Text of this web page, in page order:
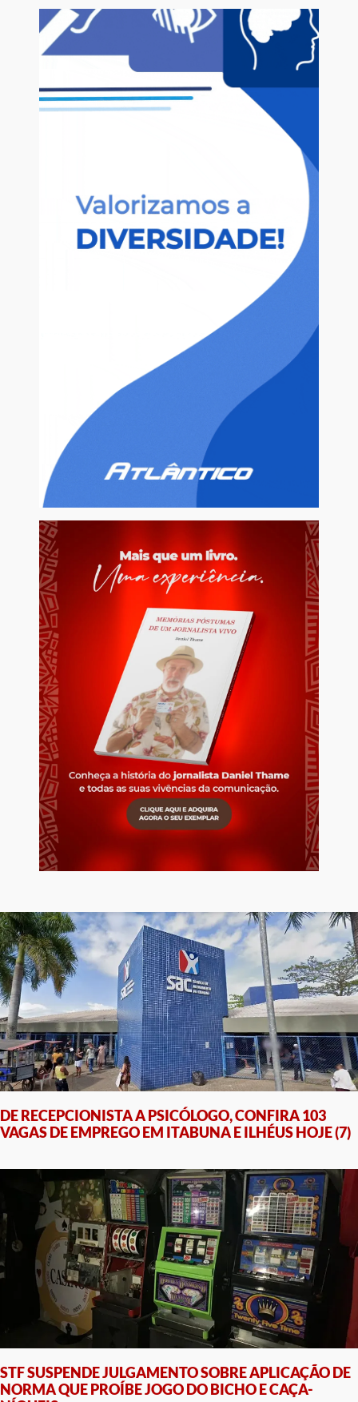
DE RECEPCIONISTA A PSICÓLOGO, CONFIRA 103
VAGAS DE EMPREGO EM ITABUNA E ILHÉUS HOJE (7)
STF SUSPENDE JULGAMENTO SOBRE APLICAÇÃO DE
NORMA QUE PROÍBE JOGO DO BICHO E CAÇA-